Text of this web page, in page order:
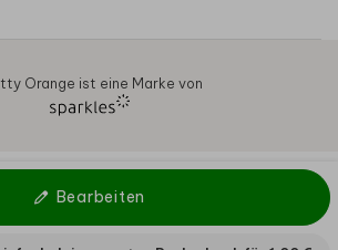
Bearbeiten
Orange ist eine Marke von
Cookies Impressum © 2026